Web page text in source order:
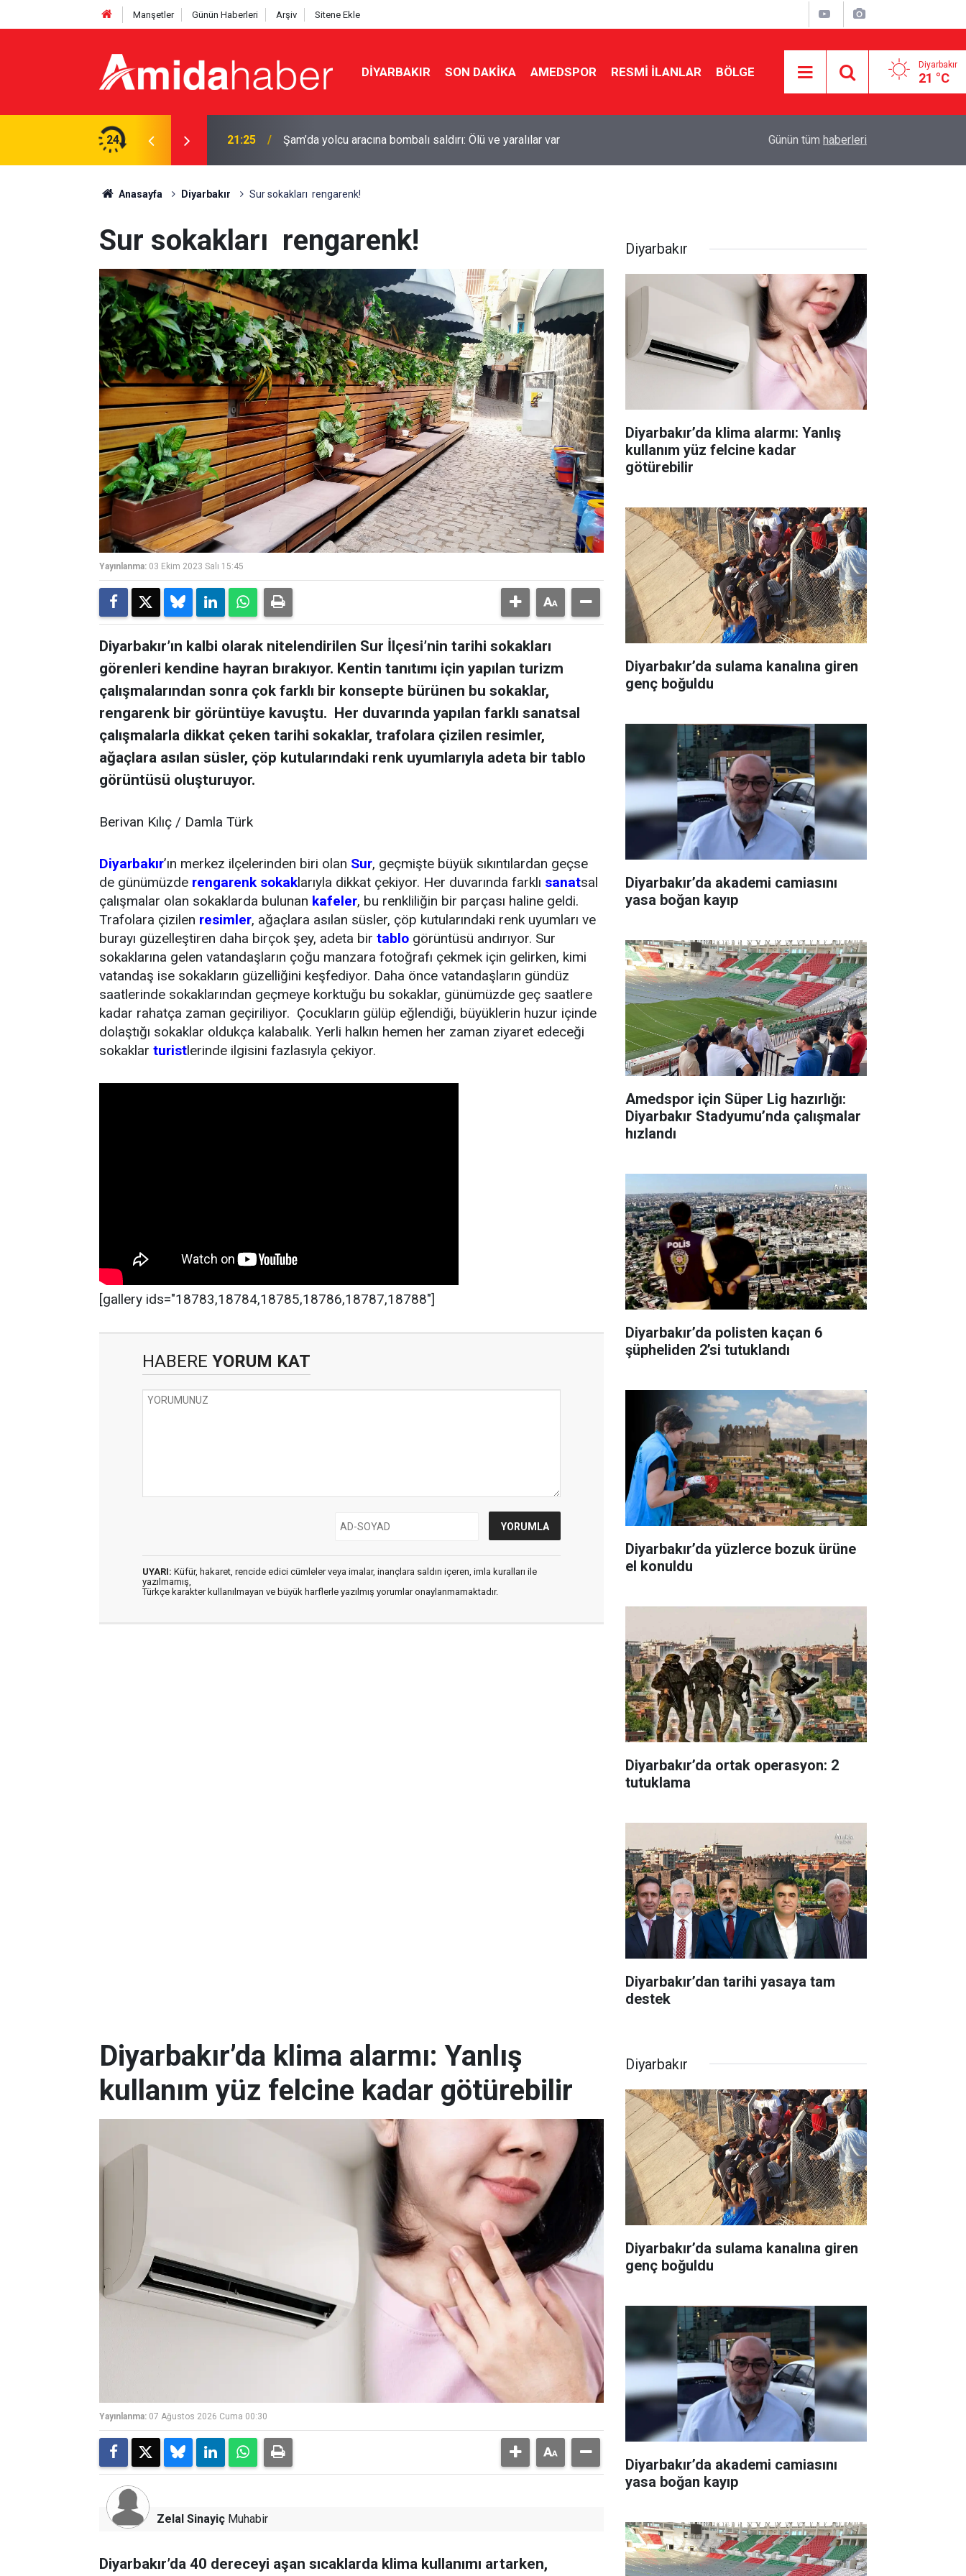
Manşetler Günün Haberleri Arşiv Sitene Ekle
DIYARBAKIR SON DAKIKA AMEDSPOR RESMI İLANLAR BÖLGE Diyarbakır
21 °C
24
Ölü ve yaralılar var 20:44 Diyarbakır’da sulama kanalına giren genç boğuldu Cengiz Çandar’dan çerçeve yasa açıklaması
Günün tüm haberleri
Anasayfa Diyarbakır Sur sokakları rengarenk!
Sur sokakları rengarenk!
Yayınlanma: 03 Ekim 2023 Salı 15:45
Diyarbakır’ın kalbi olarak nitelendirilen Sur İlçesi’nin tarihi sokakları
görenleri kendine hayran bırakıyor. Kentin tanıtımı için yapılan turizm
çalışmalarından sonra çok farklı bir konsepte bürünen bu sokaklar,
rengarenk bir görüntüye kavuştu. Her duvarında yapılan farklı sanatsal
çalışmalarla dikkat çeken tarihi sokaklar, trafolara çizilen resimler,
ağaçlara asılan süsler, çöp kutularındaki renk uyumlarıyla adeta bir tablo
görüntüsü oluşturuyor.
Berivan Kılıç / Damla Türk
Diyarbakır’ın merkez ilçelerinden biri olan Sur, geçmişte büyük sıkıntılardan geçse
de günümüzde rengarenk sokaklarıyla dikkat çekiyor. Her duvarında farklı sanatsal
çalışmalar olan sokaklarda bulunan kafeler, bu renkliliğin bir parçası haline geldi.
Trafolara çizilen resimler, ağaçlara asılan süsler, çöp kutularındaki renk uyumları ve
burayı güzelleştiren daha birçok şey, adeta bir tablo görüntüsü andırıyor. Sur
sokaklarına gelen vatandaşların çoğu manzara fotoğrafı çekmek için gelirken, kimi
vatandaş ise sokakların güzelliğini keşfediyor. Daha önce vatandaşların gündüz
saatlerinde sokaklarından geçmeye korktuğu bu sokaklar, günümüzde geç saatlere
kadar rahatça zaman geçiriliyor. Çocukların gülüp eğlendiği, büyüklerin huzur içinde
dolaştığı sokaklar oldukça kalabalık. Yerli halkın hemen her zaman ziyaret edeceği
sokaklar turistlerinde ilgisini fazlasıyla çekiyor.
[gallery ids="18783,18784,18785,18786,18787,18788"]
HABERE YORUM KAT
UYARI: Küfür, hakaret, rencide edici cümleler veya imalar, inançlara saldırı içeren, imla kuralları ile
yazılmamış,
Türkçe karakter kullanılmayan ve büyük harflerle yazılmış yorumlar onaylanmamaktadır.
Diyarbakır
Diyarbakır’da klima alarmı: Yanlış
kullanım yüz felcine kadar
götürebilir
Diyarbakır’da sulama kanalına giren
genç boğuldu
Diyarbakır’da akademi camiasını
yasa boğan kayıp
Amedspor için Süper Lig hazırlığı:
Diyarbakır Stadyumu’nda çalışmalar
hızlandı
Diyarbakır’da polisten kaçan 6
şüpheliden 2’si tutuklandı
Diyarbakır’da yüzlerce bozuk ürüne
el konuldu
Diyarbakır’da ortak operasyon: 2
tutuklama
Diyarbakır’dan tarihi yasaya tam
destek
Diyarbakır’da klima alarmı: Yanlış
kullanım yüz felcine kadar götürebilir
Yayınlanma: 07 Ağustos 2026 Cuma 00:30
Zelal Sinayiç Muhabir
Diyarbakır’da 40 dereceyi aşan sıcaklarda klima kullanımı artarken,
Diyarbakır
Diyarbakır’da sulama kanalına giren
genç boğuldu
Diyarbakır’da akademi camiasını
yasa boğan kayıp